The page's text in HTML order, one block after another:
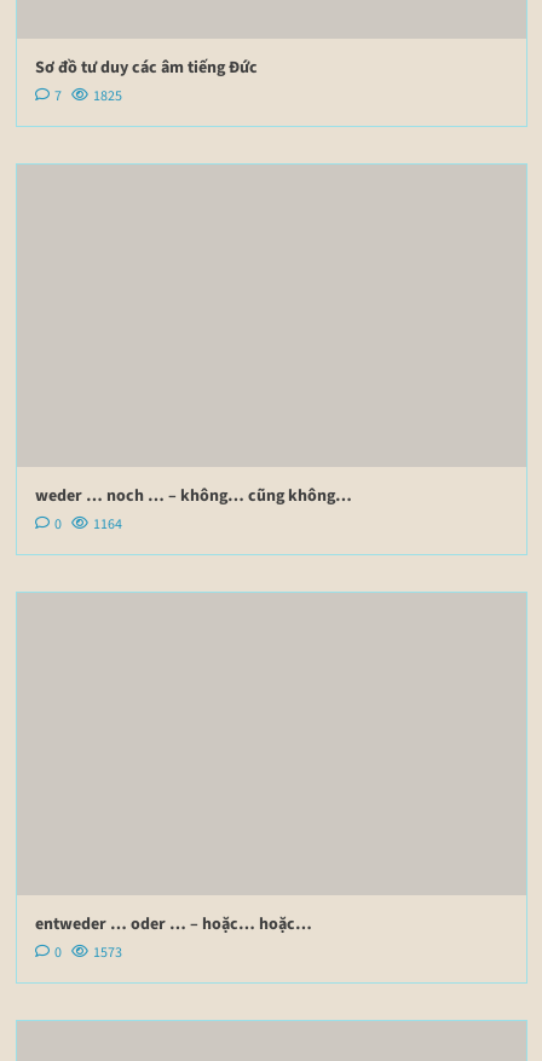
Sơ đồ tư duy các âm tiếng Đức
7 1825
weder … noch … – không… cũng không…
0 1164
entweder … oder … – hoặc… hoặc…
0 1573